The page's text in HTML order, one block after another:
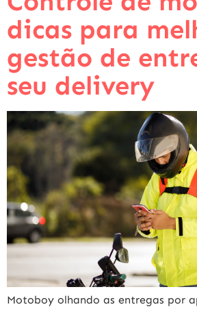
dicas para
gestão de
seu delivery
Motoboy olhando as entregas por